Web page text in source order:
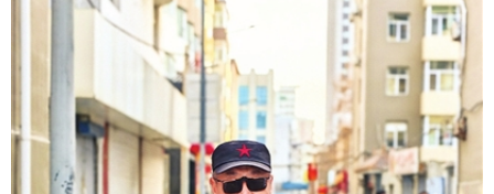
理财 教育
晋月读 网罗民生
太原日报 太原晚报 热评 社区